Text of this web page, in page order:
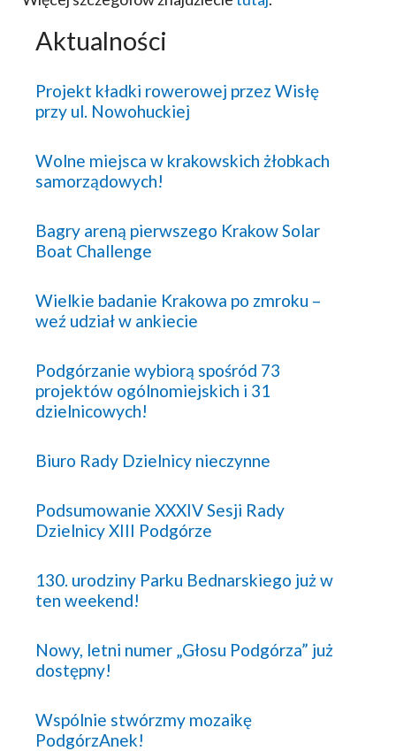
Aktualności
Projekt kładki rowerowej przez Wisłę
przy ul. Nowohuckiej
Wolne miejsca w krakowskich żłobkach
samorządowych!
Bagry areną pierwszego Krakow Solar
Boat Challenge
Wielkie badanie Krakowa po zmroku –
weź udział w ankiecie
Podgórzanie wybiorą spośród 73
projektów ogólnomiejskich i 31
dzielnicowych!
Biuro Rady Dzielnicy nieczynne
Podsumowanie XXXIV Sesji Rady
Dzielnicy XIII Podgórze
130. urodziny Parku Bednarskiego już w
ten weekend!
Nowy, letni numer „Głosu Podgórza” już
dostępny!
Wspólnie stwórzmy mozaikę
PodgórzAnek!